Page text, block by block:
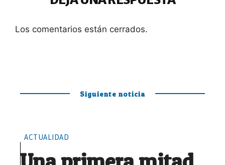
Los comentarios están cerrados.
Siguiente noticia
ACTUALIDAD